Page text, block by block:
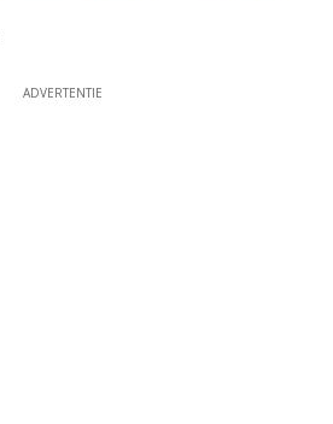
ADVERTENTIE